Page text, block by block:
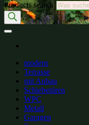
Products search
modern
Terrasse
mit Anbau
Schiebetüren
WPC
Metall
Garagen